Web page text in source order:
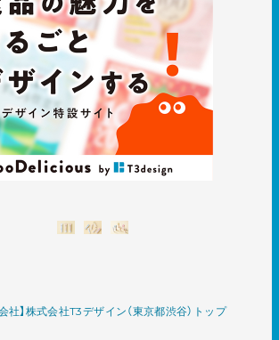
社】株式会社T3デザイン（東京都渋谷）トップ